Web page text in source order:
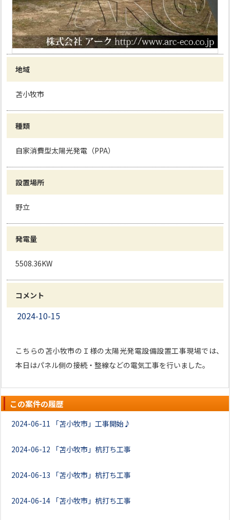
地域
苫小牧市
種類
自家消費型太陽光発電（PPA）
設置場所
野立
発電量
5508.36KW
コメント
2024-10-15
こちらの苫小牧市のＩ様の太陽光発電設備設置工事現場では、
本日はパネル側の接続・整線などの電気工事を行いました。
この案件の履歴
2024-06-11 「苫小牧市」工事開始♪
2024-06-12 「苫小牧市」杭打ち工事
2024-06-13 「苫小牧市」杭打ち工事
2024-06-14 「苫小牧市」杭打ち工事